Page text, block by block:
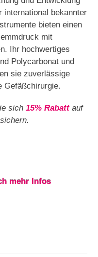
international bekannter
bieten einen
mit
Ihr hochwertiges
Polycarbonat und
sie zuverlässige
Gefäßchirurgie.
sich15% Rabattauf
mehr Infos